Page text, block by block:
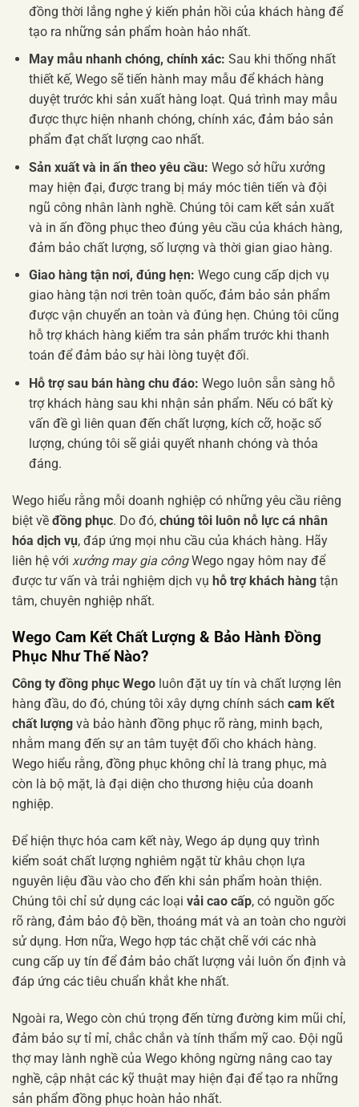
đồng thời lắng nghe ý kiến phản hồi của khách hàng để
tạo ra những sản phẩm hoàn hảo nhất.
May mẫu nhanh chóng, chính xác: Sau khi thống nhất
thiết kế, Wego sẽ tiến hành may mẫu để khách hàng
duyệt trước khi sản xuất hàng loạt. Quá trình may mẫu
được thực hiện nhanh chóng, chính xác, đảm bảo sản
phẩm đạt chất lượng cao nhất.
Sản xuất và in ấn theo yêu cầu: Wego sở hữu xưởng
may hiện đại, được trang bị máy móc tiên tiến và đội
ngũ công nhân lành nghề. Chúng tôi cam kết sản xuất
và in ấn đồng phục theo đúng yêu cầu của khách hàng,
đảm bảo chất lượng, số lượng và thời gian giao hàng.
Giao hàng tận nơi, đúng hẹn: Wego cung cấp dịch vụ
giao hàng tận nơi trên toàn quốc, đảm bảo sản phẩm
được vận chuyển an toàn và đúng hẹn. Chúng tôi cũng
hỗ trợ khách hàng kiểm tra sản phẩm trước khi thanh
toán để đảm bảo sự hài lòng tuyệt đối.
Hỗ trợ sau bán hàng chu đáo: Wego luôn sẵn sàng hỗ
trợ khách hàng sau khi nhận sản phẩm. Nếu có bất kỳ
vấn đề gì liên quan đến chất lượng, kích cỡ, hoặc số
lượng, chúng tôi sẽ giải quyết nhanh chóng và thỏa
đáng.
Wego hiểu rằng mỗi doanh nghiệp có những yêu cầu riêng
biệt về đồng phục. Do đó, chúng tôi luôn nỗ lực cá nhân
hóa dịch vụ, đáp ứng mọi nhu cầu của khách hàng. Hãy
liên hệ với xưởng may gia côngWego ngay hôm nay để
được tư vấn và trải nghiệm dịch vụ hỗ trợ khách hàng tận
tâm, chuyên nghiệp nhất.
Wego Cam Kết Chất Lượng & Bảo Hành Đồng
Phục Như Thế Nào?
Công ty đồng phục Wego luôn đặt uy tín và chất lượng lên
hàng đầu, do đó, chúng tôi xây dựng chính sách cam kết
chất lượng và bảo hành đồng phục rõ ràng, minh bạch,
nhằm mang đến sự an tâm tuyệt đối cho khách hàng.
Wego hiểu rằng, đồng phục không chỉ là trang phục, mà
còn là bộ mặt, là đại diện cho thương hiệu của doanh
nghiệp.
Để hiện thực hóa cam kết này, Wego áp dụng quy trình
kiểm soát chất lượng nghiêm ngặt từ khâu chọn lựa
nguyên liệu đầu vào cho đến khi sản phẩm hoàn thiện.
Chúng tôi chỉ sử dụng các loại vải cao cấp, có nguồn gốc
rõ ràng, đảm bảo độ bền, thoáng mát và an toàn cho người
sử dụng. Hơn nữa, Wego hợp tác chặt chẽ với các nhà
cung cấp uy tín để đảm bảo chất lượng vải luôn ổn định và
đáp ứng các tiêu chuẩn khắt khe nhất.
Ngoài ra, Wego còn chú trọng đến từng đường kim mũi chỉ,
đảm bảo sự tỉ mỉ, chắc chắn và tính thẩm mỹ cao. Đội ngũ
thợ may lành nghề của Wego không ngừng nâng cao tay
nghề, cập nhật các kỹ thuật may hiện đại để tạo ra những
sản phẩm đồng phục hoàn hảo nhất.